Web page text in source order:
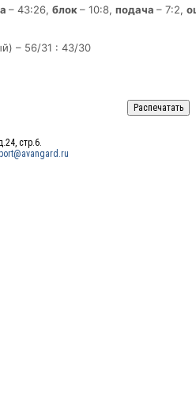
– 43:26, блок– 10:8, подача – 7:2,
– 56/31 : 43/30
стр.6.